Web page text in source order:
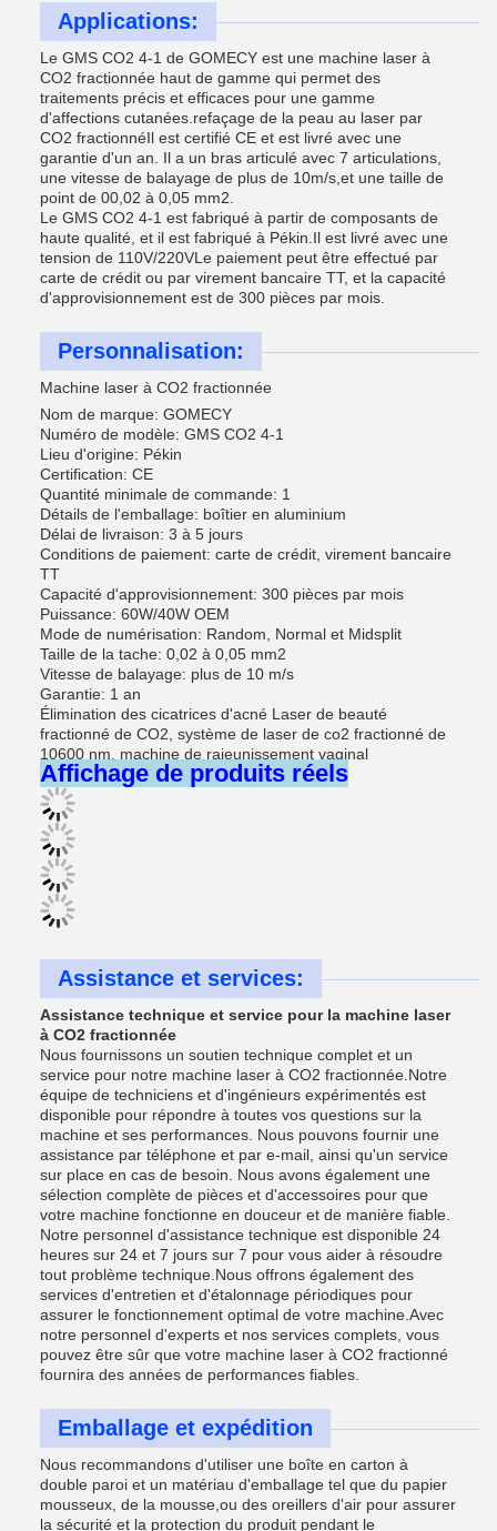
Applications:
Le GMS CO2 4-1 de GOMECY est une machine laser à
CO2 fractionnée haut de gamme qui permet des
traitements précis et efficaces pour une gamme
d'affections cutanées.refaçage de la peau au laser par
CO2 fractionnéIl est certifié CE et est livré avec une
garantie d'un an. Il a un bras articulé avec 7 articulations,
une vitesse de balayage de plus de 10m/s,et une taille de
point de 00,02 à 0,05 mm2.
Le GMS CO2 4-1 est fabriqué à partir de composants de
haute qualité, et il est fabriqué à Pékin.Il est livré avec une
tension de 110V/220VLe paiement peut être effectué par
carte de crédit ou par virement bancaire TT, et la capacité
d'approvisionnement est de 300 pièces par mois.
Personnalisation:
Machine laser à CO2 fractionnée
Nom de marque: GOMECY
Numéro de modèle: GMS CO2 4-1
Lieu d'origine: Pékin
Certification: CE
Quantité minimale de commande: 1
Détails de l'emballage: boîtier en aluminium
Délai de livraison: 3 à 5 jours
Conditions de paiement: carte de crédit, virement bancaire
TT
Capacité d'approvisionnement: 300 pièces par mois
Puissance: 60W/40W OEM
Mode de numérisation: Random, Normal et Midsplit
Taille de la tache: 0,02 à 0,05 mm2
Vitesse de balayage: plus de 10 m/s
Garantie: 1 an
Élimination des cicatrices d'acné Laser de beauté
fractionné de CO2, système de laser de co2 fractionné de
10600 nm, machine de rajeunissement vaginal
Affichage de produits réels
Assistance et services:
Assistance technique et service pour la machine laser
à CO2 fractionnée
Nous fournissons un soutien technique complet et un
service pour notre machine laser à CO2 fractionnée.Notre
équipe de techniciens et d'ingénieurs expérimentés est
disponible pour répondre à toutes vos questions sur la
machine et ses performances. Nous pouvons fournir une
assistance par téléphone et par e-mail, ainsi qu'un service
sur place en cas de besoin. Nous avons également une
sélection complète de pièces et d'accessoires pour que
votre machine fonctionne en douceur et de manière fiable.
Notre personnel d'assistance technique est disponible 24
heures sur 24 et 7 jours sur 7 pour vous aider à résoudre
tout problème technique.Nous offrons également des
services d'entretien et d'étalonnage périodiques pour
assurer le fonctionnement optimal de votre machine.Avec
notre personnel d'experts et nos services complets, vous
pouvez être sûr que votre machine laser à CO2 fractionné
fournira des années de performances fiables.
Emballage et expédition
Nous recommandons d'utiliser une boîte en carton à
double paroi et un matériau d'emballage tel que du papier
mousseux, de la mousse,ou des oreillers d'air pour assurer
la sécurité et la protection du produit pendant le